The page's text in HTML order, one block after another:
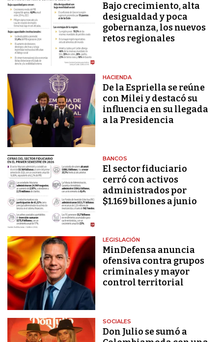
Bajo crecimiento, alta
desigualdad y poca
gobernanza, los nuevos
retos regionales
HACIENDA
De la Espriella se reúne
con Milei y destacó su
influencia en su llegada
a la Presidencia
BANCOS
El sector fiduciario
cerró con activos
administrados por
$1.169 billones a junio
LEGISLACIÓN
MinDefensa anuncia
ofensiva contra grupos
criminales y mayor
control territorial
SOCIALES
Don Julio se sumó a